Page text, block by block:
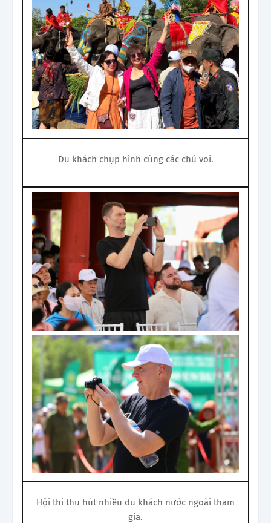
Du khách chụp hình cùng các chú voi.
Hội thi thu hút nhiều du khách nước ngoài tham
gia.